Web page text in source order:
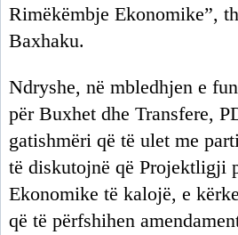
Rimëkëmbje Ekonomike”,
Baxhaku.
Ndryshe, në mbledhjen e
për Buxhet dhe Transfere,
gatishmëri që të ulet me
të diskutojnë që Projektligji
Ekonomike të kalojë, e
që të përfshihen